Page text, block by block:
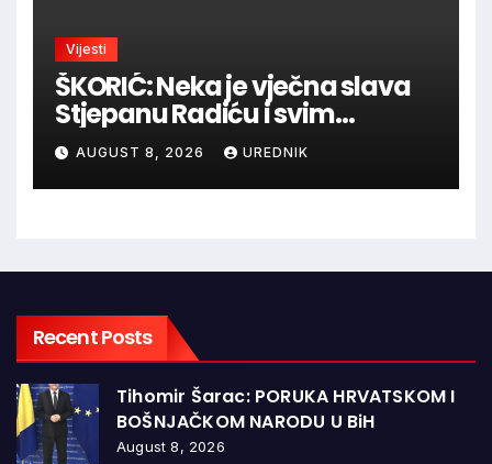
Vijesti
ŠKORIĆ: Neka je vječna slava
Stjepanu Radiću i svim
hrvatskim velikanima, a
vječna zahvalnost hrvatskim
braniteljima
AUGUST 8, 2026 UREDNIK
Recent Posts
Tihomir Šarac: PORUKA HRVATSKOM I
BOŠNJAČKOM NARODU U BiH
August 8, 2026